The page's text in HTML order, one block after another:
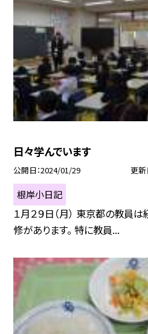
日々学んでいます
公開日 2024/01/29 更新
根岸小日記
１月２９日（月） 東京都の教員
修があります。 特に教員...